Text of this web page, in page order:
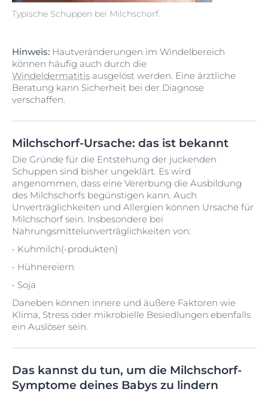
Typische Schuppen bei Milchschorf.
Hinweis: Hautveränderungen im Windelbereich
können häufig auch durch die
Windeldermatitis ausgelöst werden. Eine ärztliche
Beratung kann Sicherheit bei der Diagnose
verschaffen.
Milchschorf-Ursache: das ist bekannt
Die Gründe für die Entstehung der juckenden
Schuppen sind bisher ungeklärt. Es wird
angenommen, dass eine Vererbung die Ausbildung
des Milchschorfs begünstigen kann. Auch
Unverträglichkeiten und Allergien können Ursache für
Milchschorf sein. Insbesondere bei
Nahrungsmittelunverträglichkeiten von:
Kuhmilch(-produkten)
Hühnereiern
Soja
Daneben können innere und äußere Faktoren wie
Klima, Stress oder mikrobielle Besiedlungen ebenfalls
ein Auslöser sein.
Das kannst du tun, um die Milchschorf-
Symptome deines Babys zu lindern